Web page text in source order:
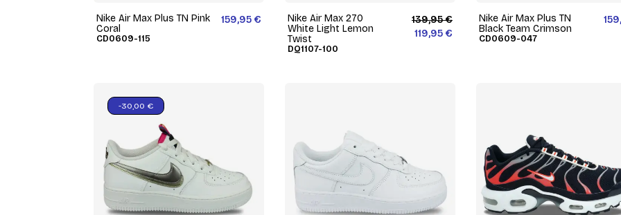
Nike Air Max Plus TN Pink
Coral
CD0609-115
159,95 €
Nike Air Max 270
White Light Lemon
Twist
DQ1107-100
139,95 €
119,95 €
Nike Air Max Plus TN
Black Team Crimson
CD0609-047
-30,00 €